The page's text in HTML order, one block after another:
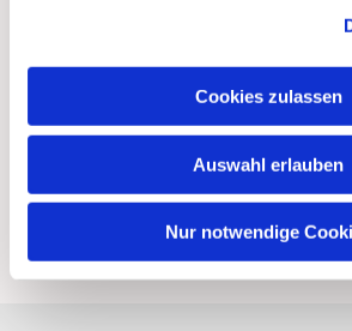
Cookies zulassen
Auswahl erlauben
Nur notwendige